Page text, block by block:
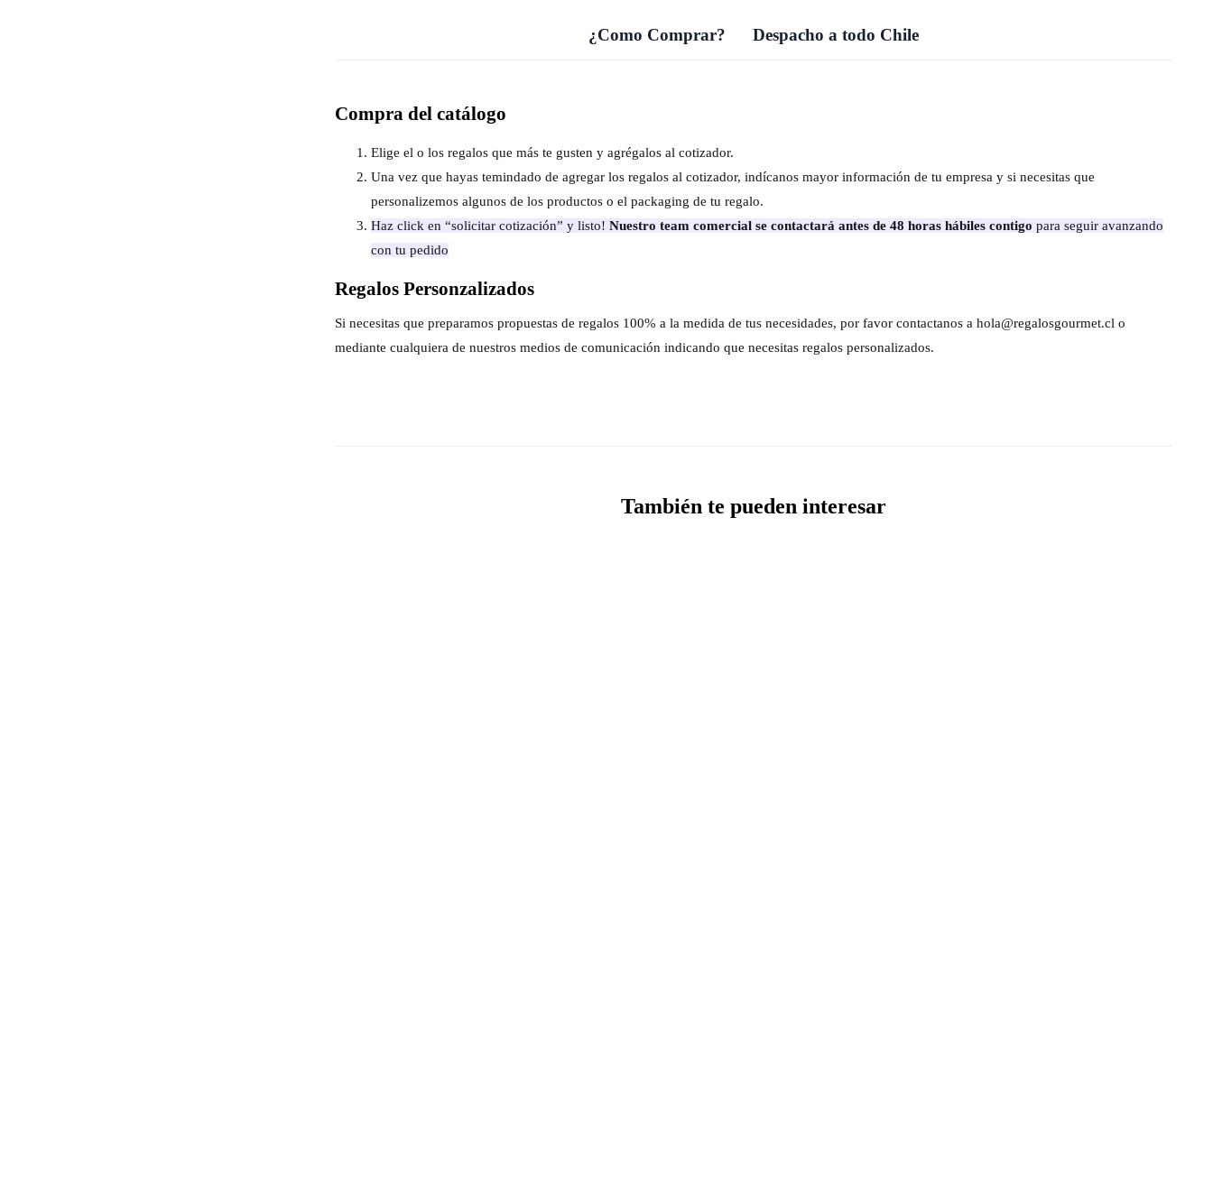
¿Como Comprar? Despacho a todo Chile
Compra del catálogo
Elige el o los regalos que más te gusten y agrégalos al cotizador.
Una vez que hayas temindado de agregar los regalos al cotizador, indícanos mayor información de tu empresa y si necesitas que
personalizemos algunos de los productos o el packaging de tu regalo.
Haz click en “solicitar cotización” y listo! Nuestro team comercial se contactará antes de 48 horas hábiles contigo para seguir avanzando
con tu pedido
Regalos Personzalizados
Si necesitas que preparamos propuestas de regalos 100% a la medida de tus necesidades, por favor contactanos a hola@regalosgourmet.cl o
mediante cualquiera de nuestros medios de comunicación indicando que necesitas regalos personalizados.
También te pueden interesar